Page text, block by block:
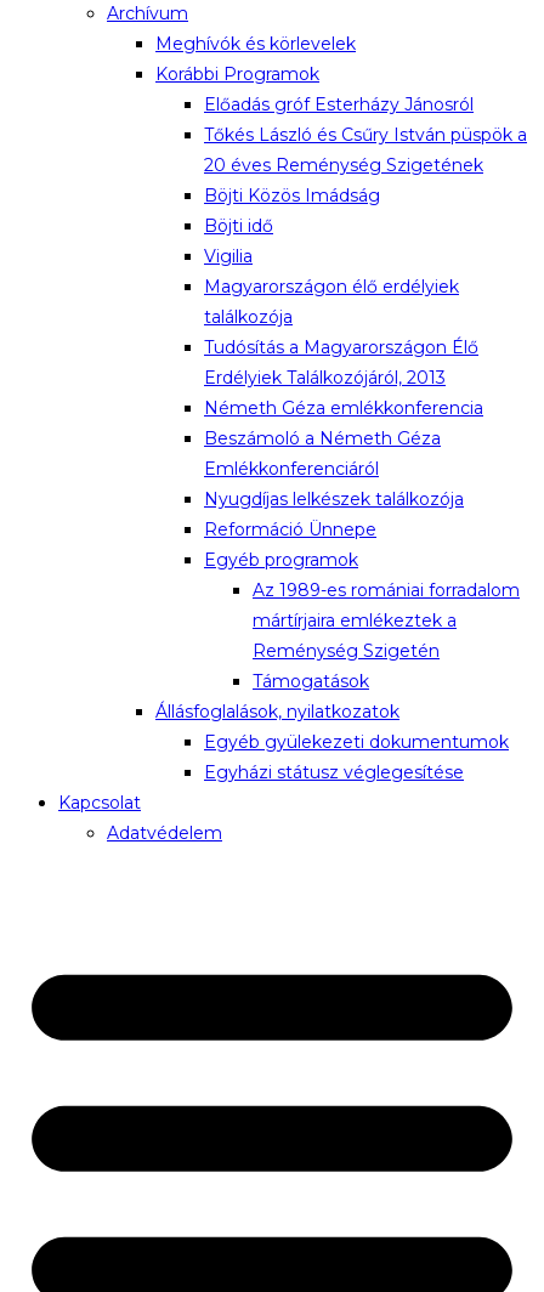
Archívum
Meghívók és körlevelek
Korábbi Programok
Előadás gróf Esterházy Jánosról
Tőkés László és Csűry István püspök a
20 éves Reménység Szigetének
Böjti Közös Imádság
Böjti idő
Vigilia
Magyarországon élő erdélyiek
találkozója
Tudósítás a Magyarországon Élő
Erdélyiek Találkozójáról, 2013
Németh Géza emlékkonferencia
Beszámoló a Németh Géza
Emlékkonferenciáról
Nyugdíjas lelkészek találkozója
Reformáció Ünnepe
Egyéb programok
Az 1989-es romániai forradalom
mártírjaira emlékeztek a
Reménység Szigetén
Támogatások
Állásfoglalások, nyilatkozatok
Egyéb gyülekezeti dokumentumok
Egyházi státusz véglegesítése
Kapcsolat
Adatvédelem